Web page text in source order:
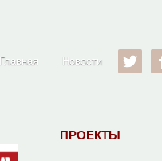
Главная Новости
ПРОЕКТЫ